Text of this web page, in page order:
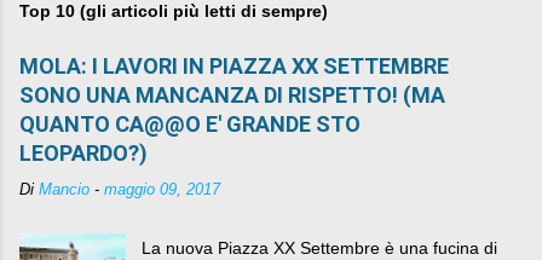
Top 10 (gli articoli più letti di sempre)
MOLA: I LAVORI IN PIAZZA XX SETTEMBRE
SONO UNA MANCANZA DI RISPETTO! (MA
QUANTO CA@@O E' GRANDE STO
LEOPARDO?)
Di Mancio - maggio 09, 2017
La nuova Piazza XX Settembre è una fucina di